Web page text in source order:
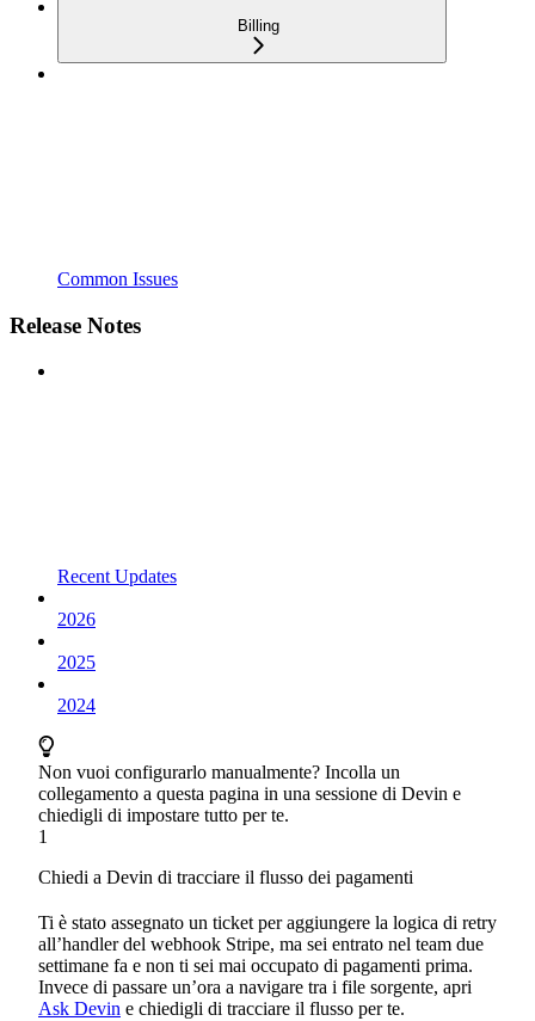
Billing
Common Issues
Release Notes
Recent Updates
2026
2025
2024
Non vuoi configurarlo manualmente? Incolla un
collegamento a questa pagina in una sessione di Devin e
chiedigli di impostare tutto per te.
1
Chiedi a Devin di tracciare il flusso dei pagamenti
Ti è stato assegnato un ticket per aggiungere la logica di retry
all’handler del webhook Stripe, ma sei entrato nel team due
settimane fa e non ti sei mai occupato di pagamenti prima.
Invece di passare un’ora a navigare tra i file sorgente, apri
Ask Devin e chiedigli di tracciare il flusso per te.